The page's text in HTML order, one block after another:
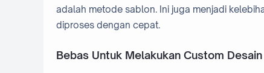
adalah metode sablon. Ini juga menjadi
diproses dengan cepat.
Bebas Untuk Melakukan Custom Desain